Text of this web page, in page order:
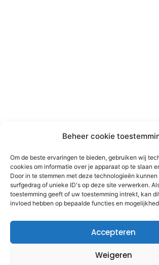
Beheer cookie
Om de beste ervaringen te bieden, gebruiken wij
cookies om informatie over je apparaat op te slaan
Door in te stemmen met deze technologieën
surfgedrag of unieke ID's op deze site verwerken.
toestemming geeft of uw toestemming intrekt, kan
invloed hebben op bepaalde functies en
Accepteren
Weigeren